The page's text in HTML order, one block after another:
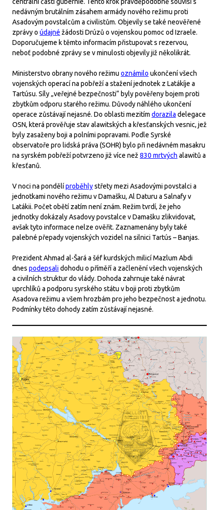
centrální části gubernie. Tento krok pravděpodobně souvisí s
nedávným brutálním zásahem armády nového režimu proti
Asadovým povstalcům a civilistům. Objevily se také neověřené
zprávy o údajné žádosti Drúzů o vojenskou pomoc od Izraele.
Doporučujeme k těmto informacím přistupovat s rezervou,
neboť podobné zprávy se v minulosti objevily již několikrát.
Ministerstvo obrany nového režimu oznámilo ukončení všech
vojenských operací na pobřeží a stažení jednotek z Latákíje a
Tartúsu. Síly „veřejné bezpečnosti“ byly pověřeny bojem proti
zbytkům odporu starého režimu. Důvody náhlého ukončení
operace zůstávají nejasné. Do oblasti mezitím dorazila delegace
OSN, která prověřuje stav alawitských a křesťanských vesnic, jež
byly zasaženy boji a polními popravami. Podle Syrské
observatoře pro lidská práva (SOHR) bylo při nedávném masakru
na syrském pobřeží potvrzeno již více než 830 mrtvých alawitů a
křesťanů.
V noci na pondělíproběhlystřety mezi Asadovými povstalci a
jednotkami nového režimu v Damašku, Al Daturu a Salnafy v
Latákii. Počet obětí zatím není znám. Režim tvrdí, že jeho
jednotky dokázaly Asadovy povstalce v Damašku zlikvidovat,
avšak tyto informace nelze ověřit. Zaznamenány byly také
palebné přepady vojenských vozidel na silnici Tartús – Banjas.
Prezident Ahmad al-Šará a šéf kurdských milicí Mazlum Abdi
dnes podepsalidohodu o příměří a začlenění všech vojenských
a civilních struktur do vlády. Dohoda zahrnuje také návrat
uprchlíků a podporu syrského státu v boji proti zbytkům
Asadova režimu a všem hrozbám pro jeho bezpečnost a jednotu.
Podmínky této dohody zatím zůstávají nejasné.